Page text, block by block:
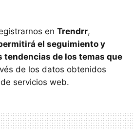
en Trendrr,
el seguimiento y
tendencias de los temas que
de los datos obtenidos
servicios web.